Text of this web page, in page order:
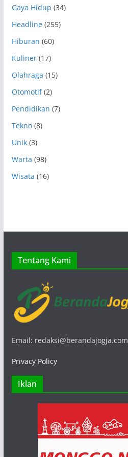
Gaya Hidup (34)
Headline(255)
Hiburan (60)
Kuliner(17)
Olahraga (15)
Otomotif(2)
Pendidikan (7)
Tekno(8)
Unik(3)
Warta (98)
Wisata (16)
Tentang Kami
Email: redaksi@berandajogja.com
Privacy Policy
Iklan